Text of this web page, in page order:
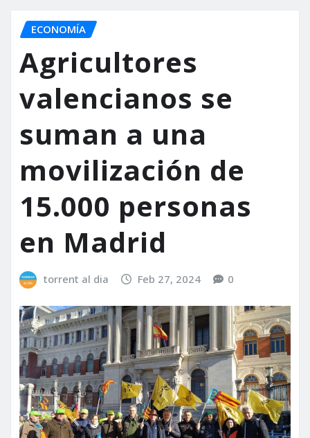
ECONOMÍA
Agricultores
valencianos se
suman a una
movilización de
15.000 personas
en Madrid
torrent al dia Feb 27, 2024 0